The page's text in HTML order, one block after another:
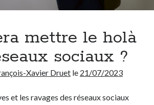
mettre le holà
sociaux ?
Xavier Druet le 21/07/2023
et les ravages des réseaux sociaux